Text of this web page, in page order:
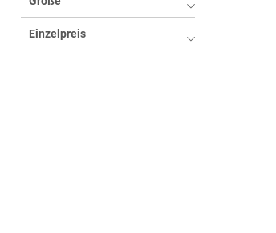
Einzelpreis